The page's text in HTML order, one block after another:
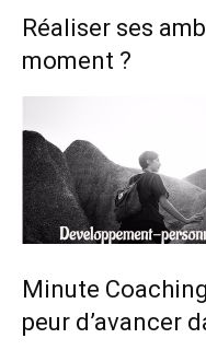
Réaliser ses
moment ?
Minute
peur d’avancer